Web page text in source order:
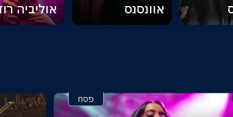
אוונסנס אוליביה
פסח